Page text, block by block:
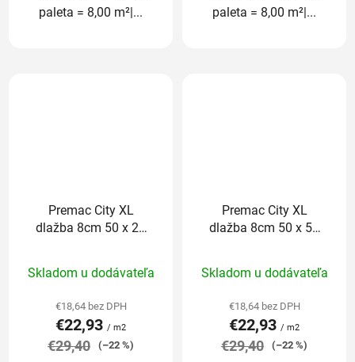
paleta = 8,00 m²|...
paleta = 8,00 m²|...
Premac City XL
dlažba 8cm 50 x 25
hodnotenie
produktu
je
4,8
Skladom u dodávateľa
€18,64 bez DPH
€22,93 / m2
€29,40 (–22 %)
Premac City XL
dlažba 8cm 50 x 50
hodnotenie
produktu
je
5,0
Skladom u dodávateľa
€18,64 bez DPH
€22,93 / m2
€29,40 (–22 %)